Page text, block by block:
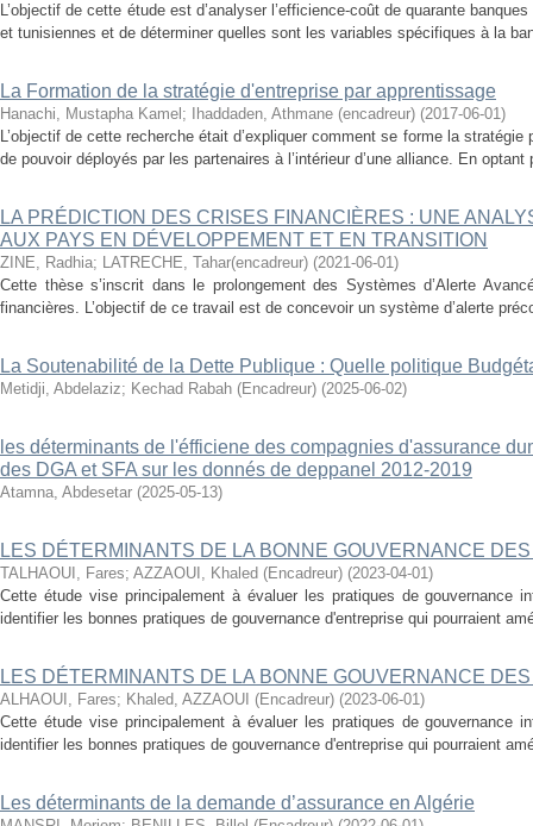
L’objectif de cette étude est d’analyser l’efficience-coût de quarante
et tunisiennes et de déterminer quelles sont les variables spécifiques à la
La Formation de la stratégie d'entreprise par apprentissage
Hanachi, Mustapha Kamel ; Ihaddaden, Athmane (encadreur) (2017-06-01)
L’objectif de cette recherche était d’expliquer comment se forme la
de pouvoir déployés par les partenaires à l’intérieur d’une alliance. En
LA PRÉDICTION DES CRISES FINANCIÈRES : UNE
AUX PAYS EN DÉVELOPPEMENT ET EN TRANSITION
ZINE, Radhia; LATRECHE, Tahar(encadreur) (2021-06-01)
Cette thèse s’inscrit dans le prolongement des Systèmes d’Alerte
financières. L’objectif de ce travail est de concevoir un système d’alerte
La Soutenabilité de la Dette Publique : Quelle politique
Metidji, Abdelaziz; Kechad Rabah (Encadreur) (2025-06-02)
les déterminants de l'éfficiene des compagnies d'assurance
des DGA et SFA sur les donnés de deppanel 2012-2019
Atamna, Abdesetar (2025-05-13)
LES DÉTERMINANTS DE LA BONNE GOUVERNANCE
TALHAOUI, Fares; AZZAOUI, Khaled (Encadreur) (2023-04-01)
Cette étude vise principalement à évaluer les pratiques de gouvernance
identifier les bonnes pratiques de gouvernance d'entreprise qui pourraient
LES DÉTERMINANTS DE LA BONNE GOUVERNANCE
ALHAOUI, Fares; Khaled, AZZAOUI (Encadreur) (2023-06-01)
Cette étude vise principalement à évaluer les pratiques de gouvernance
identifier les bonnes pratiques de gouvernance d'entreprise qui pourraient
Les déterminants de la demande d’assurance en Algérie